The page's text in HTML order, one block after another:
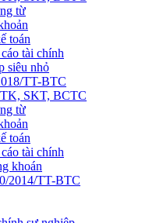
từ
toán
tài chính
siêu nhỏ
TT-BTC
SKT, BCTC
từ
toán
tài chính
khoán
2014/TT-BTC